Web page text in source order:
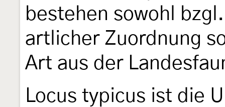
bestehen sowohl
artlicher Zuordnung
Art aus der
Locus typicus ist die